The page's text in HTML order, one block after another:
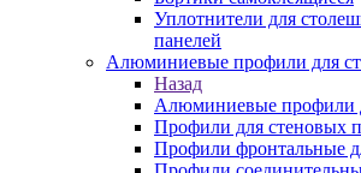
Уплотнители для
панелей
Алюминиевые профили для
Назад
Алюминиевые профили
Профили для стеновых
Профили фронтальные